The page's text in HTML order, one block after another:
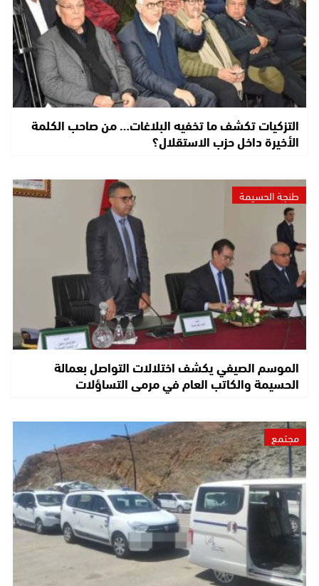
التزكيات تكشف ما تخفيه البلاغات… من صاحب الكلمة
الأخيرة داخل حزب الاستقلال؟
طنجة الحسيمة
الموسم الصيفي يكشف اختلالات التواصل بعمالة
الحسيمة والكاتب العام في مرمى التساؤلات
مجتمع